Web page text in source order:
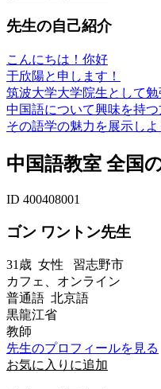
先生の自己紹介
こんにちは！你好
于欣陽と申します！
筑波大学大学院生として
中国語について興味を持
その語学の魅力を展示しよ
中国語教室 全国
ID 400408001
ゴン ワントン先生
31歳 女性 習志野市
カフェ、オンライン
普通語 北京語
黒龍江省
教師
先生のプロフィールを見る
お気に入りに追加